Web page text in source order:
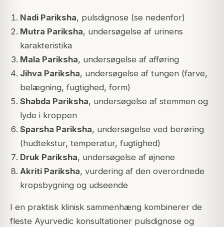
Nadi Pariksha, pulsdignose (se nedenfor)
Mutra Pariksha, undersøgelse af urinens
karakteristika
Mala Pariksha, undersøgelse af afføring
Jihva Pariksha, undersøgelse af tungen (farve,
belægning, fugtighed, form)
Shabda Pariksha, undersøgelse af stemmen og
lyde i kroppen
Sparsha Pariksha, undersøgelse ved berøring
(hudtekstur, temperatur, fugtighed)
Druk Pariksha, undersøgelse af øjnene
Akriti Pariksha, vurdering af den overordnede
kropsbygning og udseende
I en praktisk klinisk sammenhæng kombinerer de
fleste Ayurvedic konsultationer pulsdignose og